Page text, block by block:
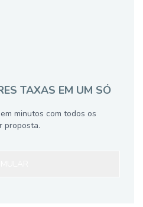
TAXAS EM UM SÓ
minutos com todos os
proposta.